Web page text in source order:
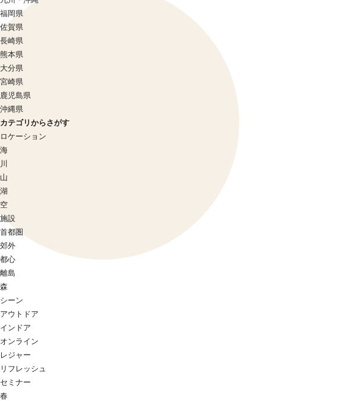
福岡県
佐賀県
長崎県
熊本県
大分県
宮崎県
鹿児島県
沖縄県
カテゴリからさがす
ロケーション
海
川
山
湖
空
施設
首都圏
郊外
都心
離島
森
シーン
アウトドア
インドア
オンライン
レジャー
リフレッシュ
セミナー
春